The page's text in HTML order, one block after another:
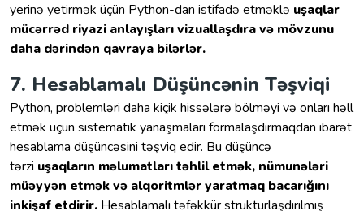
yerinə yetirmək üçün Python-dan istifadə etməklə uşaqlar
mücərrəd riyazi anlayışları vizuallaşdıra və mövzunu
daha dərindən qavraya bilərlər.
7. Hesablamalı Düşüncənin Təşviqi
Python, problemləri daha kiçik hissələrə bölməyi və onları həll
etmək üçün sistematik yanaşmaları formalaşdırmaqdan ibarət
hesablama düşüncəsini təşviq edir. Bu düşüncə
tərzi uşaqların məlumatları təhlil etmək, nümunələri
müəyyən etmək və alqoritmlər yaratmaq bacarığını
inkişaf etdirir. Hesablamalı təfəkkür strukturlaşdırılmış